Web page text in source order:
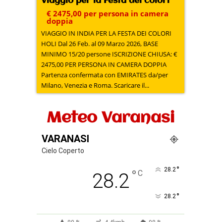
€ 2475,00 per persona in camera
doppia
VIAGGIO IN INDIA PER LA FESTA DEI COLORI
HOLI Dal 26 Feb. al 09 Marzo 2026, BASE
MINIMO 15/20 persone ISCRIZIONE CHIUSA: €
2475,00 PER PERSONA IN CAMERA DOPPIA
Partenza confermata con EMIRATES da/per
Milano, Venezia e Roma. Scaricare il...
Meteo Varanasi
VARANASI
Cielo Coperto
28.2 ° C 28.2°
28.2°